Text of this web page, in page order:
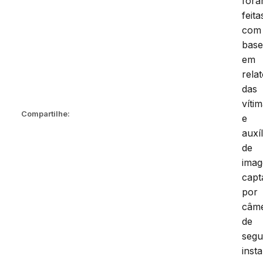
Compartilhe:
com
base
em
das
e
de
por
de